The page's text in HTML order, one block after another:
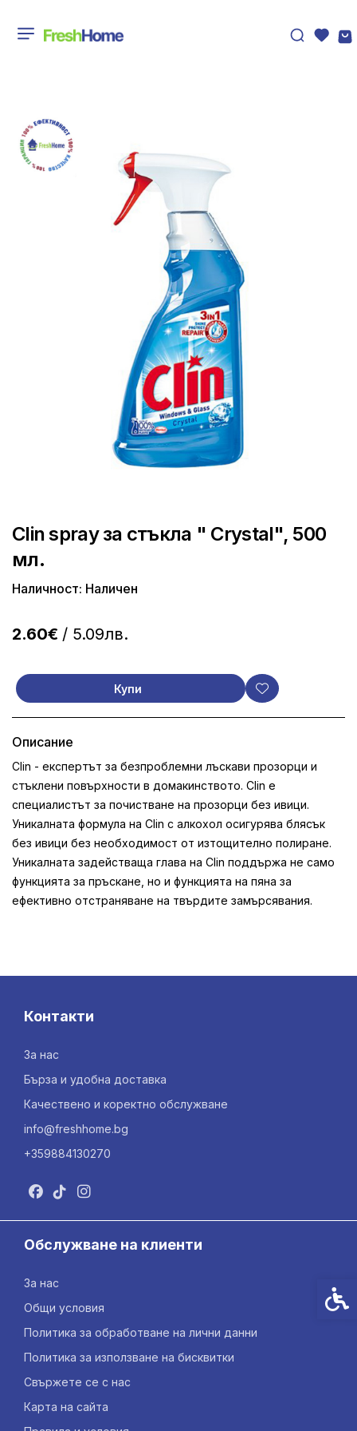
Clin spray за стъкла " Crystal", 500
мл.
Наличност: Наличен
2.60€ / 5.09лв.
Купи
Описание
Clin - експертът за безпроблемни лъскави прозорци и
стъклени повърхности в домакинството. Clin е
специалистът за почистване на прозорци без ивици.
Уникалната формула на Clin с алкохол осигурява блясък
без ивици без необходимост от изтощително полиране.
Уникалната задействаща глава на Clin поддържа не само
функцията за пръскане, но и функцията на пяна за
ефективно отстраняване на твърдите замърсявания.
Контакти
За нас
Бърза и удобна доставка
Качествено и коректно обслужване
info@freshhome.bg
+359884130270
Обслужване на клиенти
За нас
Общи условия
Политика за обработване на лични данни
Политика за използване на бисквитки
Свържете се с нас
Карта на сайта